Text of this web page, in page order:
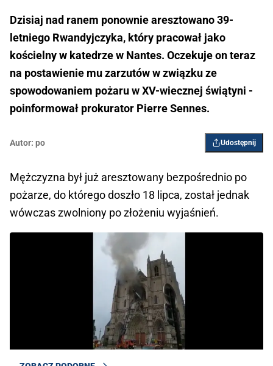
Dzisiaj nad ranem ponownie aresztowano 39-
letniego Rwandyjczyka, który pracował jako
kościelny w katedrze w Nantes. Oczekuje on teraz
na postawienie mu zarzutów w związku ze
spowodowaniem pożaru w XV-wiecznej świątyni -
poinformował prokurator Pierre Sennes.
Autor: po Udostępnij
Mężczyzna był już aresztowany bezpośrednio po
pożarze, do którego doszło 18 lipca, został jednak
wówczas zwolniony po złożeniu wyjaśnień.